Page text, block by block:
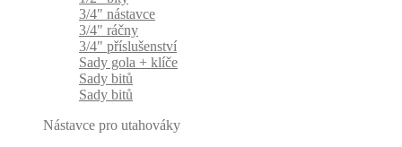
3/4" nástavce
3/4" ráčny
3/4" příslušenství
Sady gola + klíče
Sady bitů
Sady bitů
Nástavce pro utahováky